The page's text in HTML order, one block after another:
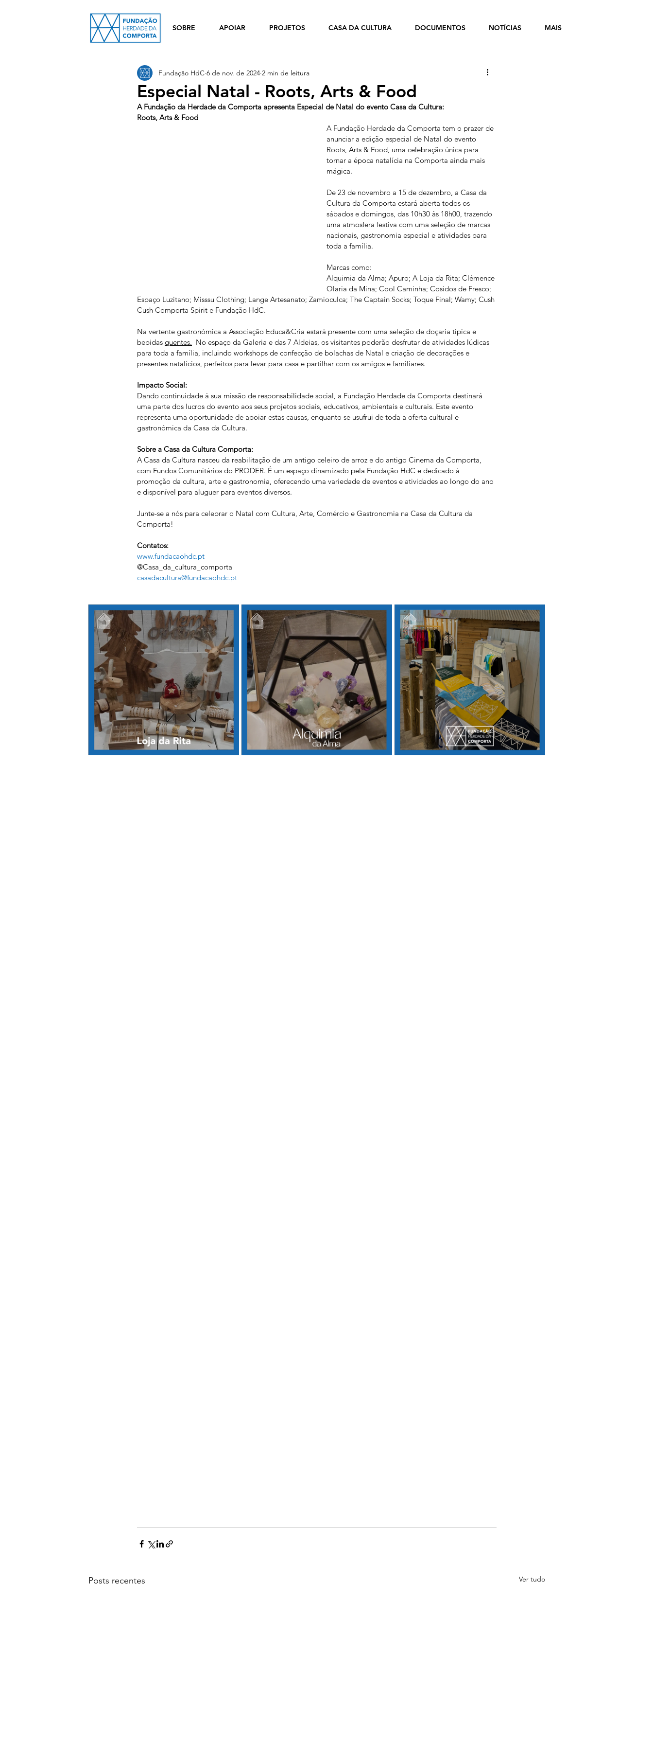
SOBRE APOIAR PROJETOS CASA DA CULTURA DOCUMENTOS NOTÍCIAS MAIS
Especial Natal - Roots, Arts & Food
Fundação HdC 6 de nov. de 2024 2 min de leitura
A Fundação da Herdade da Comporta apresenta Especial de Natal do evento Casa da Cultura:
Roots, Arts & Food
A Fundação Herdade da Comporta tem o prazer de
anunciar a edição especial de Natal do evento
Roots, Arts & Food, uma celebração única para
tornar a época natalícia na Comporta ainda mais
mágica.
De 23 de novembro a 15 de dezembro, a Casa da
Cultura da Comporta estará aberta todos os
sábados e domingos, das 10h30 às 18h00, trazendo
uma atmosfera festiva com uma seleção de marcas
nacionais, gastronomia especial e atividades para
toda a família.
Marcas como:
Alquimia da Alma; Apuro; A Loja da Rita; Clémence
Olaria da Mina; Cool Caminha; Cosidos de Fresco;
Espaço Luzitano; Misssu Clothing; Lange Artesanato; Zamioculca; The Captain Socks; Toque Final; Wamy; Cush
Cush Comporta Spirit e Fundação HdC.
Na vertente gastronómica a Associação Educa&Cria estará presente com uma seleção de doçaria típica e
bebidas quentes.
  No espaço da Galeria e das 7 Aldeias, os visitantes poderão desfrutar de atividades lúdicas
para toda a família, incluindo workshops de confecção de bolachas de Natal e criação de decorações e
presentes natalícios, perfeitos para levar para casa e partilhar com os amigos e familiares.
Impacto Social:
Dando continuidade à sua missão de responsabilidade social, a Fundação Herdade da Comporta destinará
uma parte dos lucros do evento aos seus projetos sociais, educativos, ambientais e culturais. Este evento
representa uma oportunidade de apoiar estas causas, enquanto se usufrui de toda a oferta cultural e
gastronómica da Casa da Cultura.
Sobre a Casa da Cultura Comporta:
A Casa da Cultura nasceu da reabilitação de um antigo celeiro de arroz e do antigo Cinema da Comporta,
com Fundos Comunitários do PRODER. É um espaço dinamizado pela Fundação HdC e dedicado à
promoção da cultura, arte e gastronomia, oferecendo uma variedade de eventos e atividades ao longo do ano
e disponível para aluguer para eventos diversos.
Junte-se a nós para celebrar o Natal com Cultura, Arte, Comércio e Gastronomia na Casa da Cultura da
Comporta!
Contatos:
www.fundacaohdc.pt
@Casa_da_cultura_comporta
casadacultura@fundacaohdc.pt
Posts recentes Ver tudo